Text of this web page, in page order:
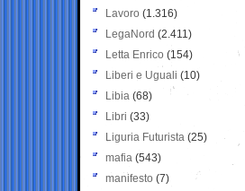
Lavoro (1.316)
LegaNord (2.411)
Letta Enrico (154)
Liberi e Uguali (10)
Libia (68)
Libri (33)
Liguria Futurista (25)
mafia (543)
manifesto (7)